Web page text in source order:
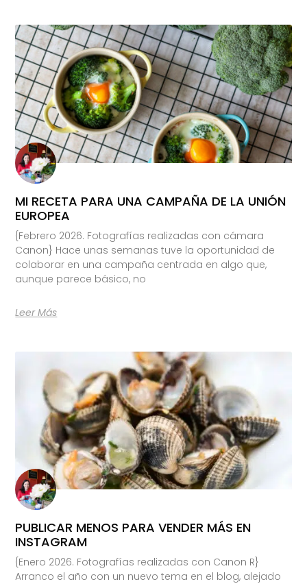
MI RECETA PARA UNA CAMPAÑA DE LA UNIÓN
EUROPEA
{Febrero 2026. Fotografías realizadas con cámara
Canon} Hace unas semanas tuve la oportunidad de
colaborar en una campaña centrada en algo que,
aunque parece básico, no
Leer Más
PUBLICAR MENOS PARA VENDER MÁS EN
INSTAGRAM
{Enero 2026. Fotografías realizadas con Canon R}
Arranco el año con un nuevo tema en el blog, alejado